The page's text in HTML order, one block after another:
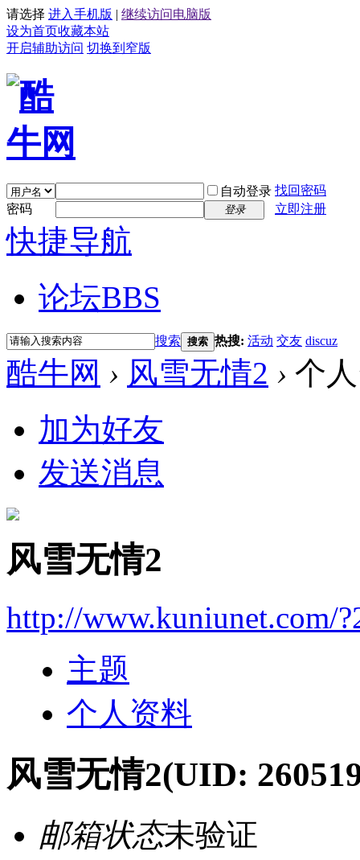
请选择 进入手机版 | 继续访问电脑版
设为首页收藏本站
开启辅助访问 切换到窄版
自动登录 找回密码
密码
登录 立即注册
快捷导航
论坛BBS
搜索 搜索 热搜: 活动 交友 discuz
酷牛网 › 风雪无情2 › 个
加为好友
发送消息
风雪无情2
http://www.kuniunet.com/
主题
个人资料
风雪无情2(UID:
邮箱状态未验证